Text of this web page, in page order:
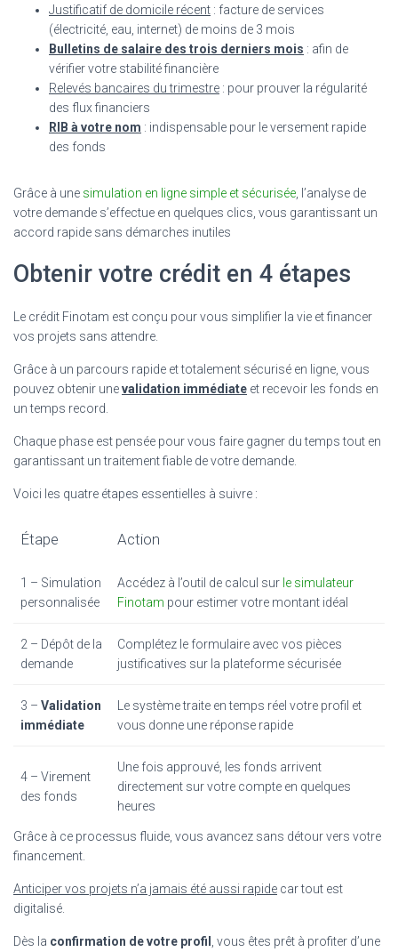
Justificatif de domicile récent : facture de services
(électricité, eau, internet) de moins de 3 mois
Bulletins de salaire des trois derniers mois : afin de
vérifier votre stabilité financière
Relevés bancaires du trimestre : pour prouver la régularité
des flux financiers
RIB à votre nom : indispensable pour le versement rapide
des fonds
Grâce à une simulation en ligne simple et sécurisée , l’analyse de
votre demande s’effectue en quelques clics, vous garantissant un
accord rapide sans démarches inutiles
Obtenir votre crédit en 4 étapes
Le crédit Finotam est conçu pour vous simplifier la vie et financer
vos projets sans attendre.
Grâce à un parcours rapide et totalement sécurisé en ligne, vous
pouvez obtenir unevalidation immédiate et recevoir les fonds en
un temps record.
Chaque phase est pensée pour vous faire gagner du temps tout en
garantissant un traitement fiable de votre demande.
Voici les quatre étapes essentielles à suivre :
Étape Action
1 – Simulation
personnalisée
Accédez à l’outil de calcul sur le simulateur
Finotam pour estimer votre montant idéal
2 – Dépôt de la
demande
Complétez le formulaire avec vos pièces
justificatives sur la plateforme sécurisée
3 – Validation
immédiate
Le système traite en temps réel votre profil et
vous donne une réponse rapide
4 – Virement
des fonds
Une fois approuvé, les fonds arrivent
directement sur votre compte en quelques
heures
Grâce à ce processus fluide, vous avancez sans détour vers votre
financement.
Anticiper vos projets n’a jamais été aussi rapide car tout est
digitalisé.
Dès la confirmation de votre profil
, vous êtes prêt à profiter d’une